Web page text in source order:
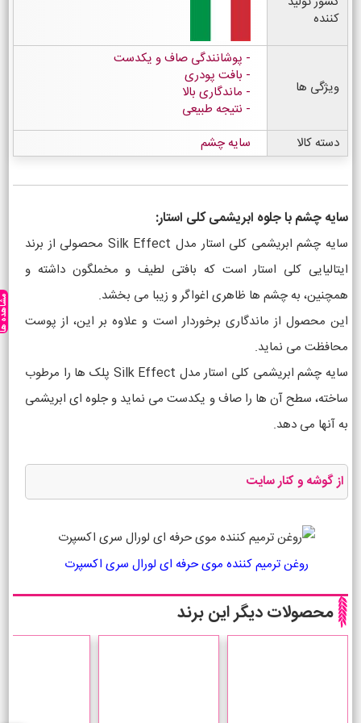
کننده
ویژگی ها
پوشانندگی صاف و یکدست
بافت پودری
ماندگاری بالا
نتیجه طبیعی
دسته کالا
سایه چشم
سایه چشم با جلوه ابریشمی کلی استار:
سایه چشم ابریشمی کلی استار مدل Silk Effect محصولی از برند
ایتالیایی کلی استار است که بافتی لطیف و مخملگون داشته و
همچنین، به چشم ها ظاهری اغواگر و زیبا می بخشد.
این محصول از ماندگاری برخوردار است و علاوه بر این، از پوست
محافظت می نماید.
سایه چشم ابریشمی کلی استار مدل Silk Effect پلک ها را مرطوب
ساخته، سطح آن ها را صاف و یکدست می نماید و جلوه ای ابریشمی
به آنها می دهد.
از گوشه و کنار سایت
روغن ترمیم کننده موی حرفه ای لورال سری اکسپرت
محصولات دیگر این برند